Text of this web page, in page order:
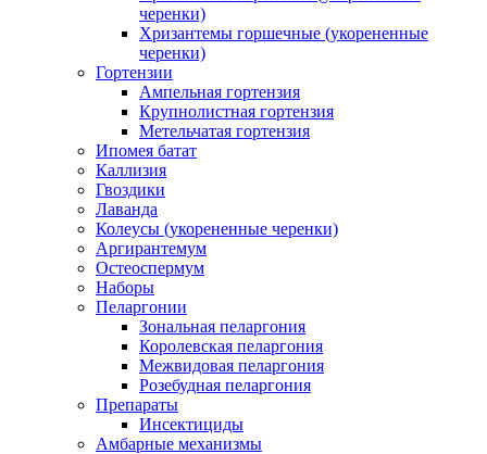
черенки)
Хризантемы горшечные (укорененные
черенки)
Гортензии
Ампельная гортензия
Крупнолистная гортензия
Метельчатая гортензия
Ипомея батат
Каллизия
Гвоздики
Лаванда
Колеусы (укорененные черенки)
Аргирантемум
Остеоспермум
Наборы
Пеларгонии
Зональная пеларгония
Королевская пеларгония
Межвидовая пеларгония
Розебудная пеларгония
Препараты
Инсектициды
Амбарные механизмы